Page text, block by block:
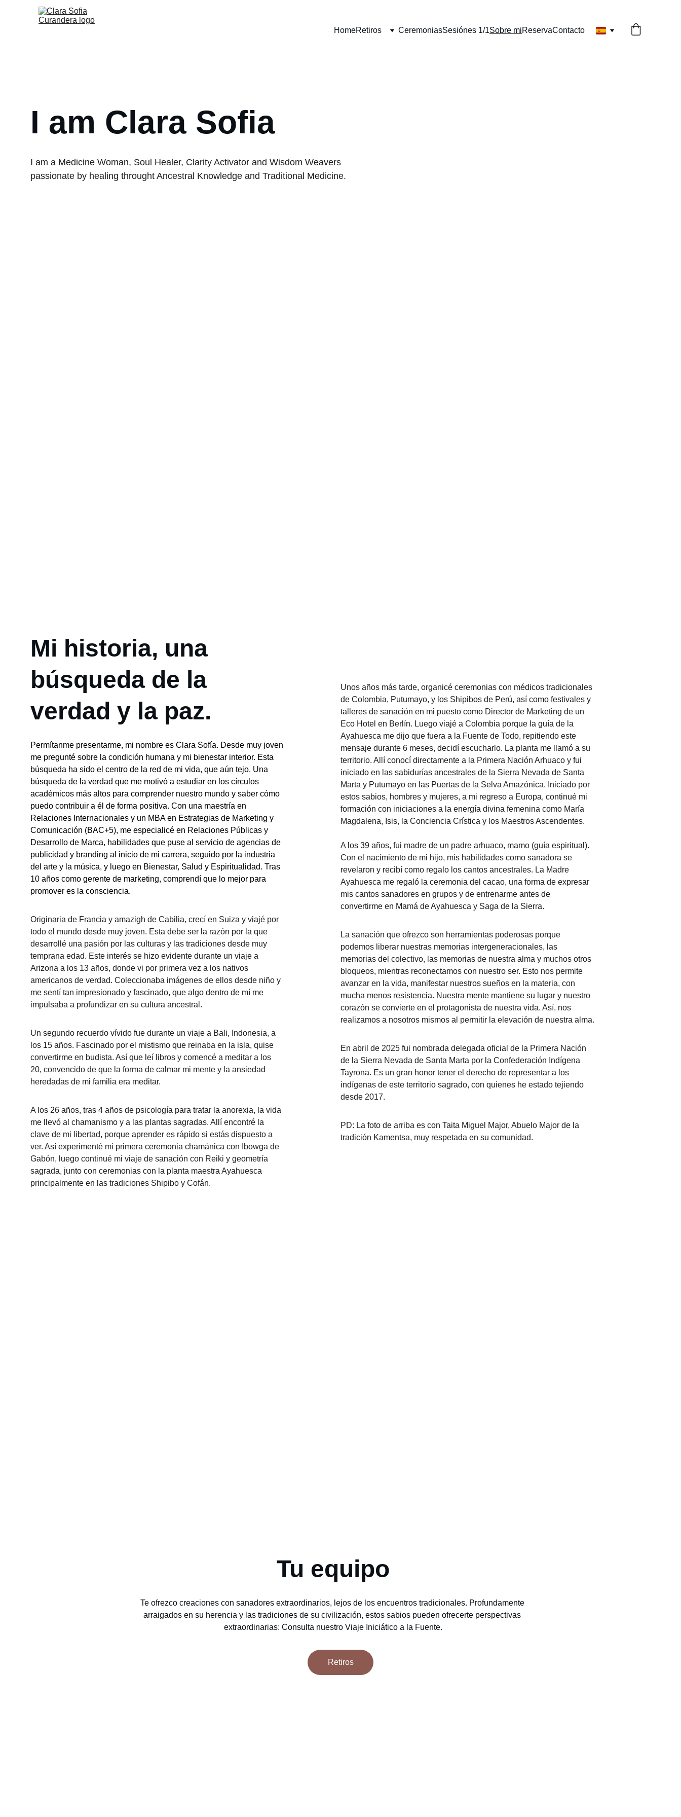
HomeRetiros CeremoniasSesiónes 1/1Sobre miReservaContacto
I am Clara Sofia
I am a Medicine Woman, Soul Healer, Clarity Activator and Wisdom Weavers
passionate by healing throught Ancestral Knowledge and Traditional Medicine.
Mi historia, una
búsqueda de la
verdad y la paz.
Permítanme presentarme, mi nombre es Clara Sofía. Desde muy joven
me pregunté sobre la condición humana y mi bienestar interior. Esta
búsqueda ha sido el centro de la red de mi vida, que aún tejo. Una
búsqueda de la verdad que me motivó a estudiar en los círculos
académicos más altos para comprender nuestro mundo y saber cómo
puedo contribuir a él de forma positiva. Con una maestría en
Relaciones Internacionales y un MBA en Estrategias de Marketing y
Comunicación (BAC+5), me especialicé en Relaciones Públicas y
Desarrollo de Marca, habilidades que puse al servicio de agencias de
publicidad y branding al inicio de mi carrera, seguido por la industria
del arte y la música, y luego en Bienestar, Salud y Espiritualidad. Tras
10 años como gerente de marketing, comprendí que lo mejor para
promover es la consciencia.
Originaria de Francia y amazigh de Cabilia, crecí en Suiza y viajé por
todo el mundo desde muy joven. Esta debe ser la razón por la que
desarrollé una pasión por las culturas y las tradiciones desde muy
temprana edad. Este interés se hizo evidente durante un viaje a
Arizona a los 13 años, donde vi por primera vez a los nativos
americanos de verdad. Coleccionaba imágenes de ellos desde niño y
me sentí tan impresionado y fascinado, que algo dentro de mí me
impulsaba a profundizar en su cultura ancestral.
Un segundo recuerdo vívido fue durante un viaje a Bali, Indonesia, a
los 15 años. Fascinado por el mistismo que reinaba en la isla, quise
convertirme en budista. Así que leí libros y comencé a meditar a los
20, convencido de que la forma de calmar mi mente y la ansiedad
heredadas de mi familia era meditar.
A los 26 años, tras 4 años de psicología para tratar la anorexia, la vida
me llevó al chamanismo y a las plantas sagradas. Allí encontré la
clave de mi libertad, porque aprender es rápido si estás dispuesto a
ver. Así experimenté mi primera ceremonia chamánica con Ibowga de
Gabón, luego continué mi viaje de sanación con Reiki y geometría
sagrada, junto con ceremonias con la planta maestra Ayahuesca
principalmente en las tradiciones Shipibo y Cofán.
Unos años más tarde, organicé ceremonias con médicos tradicionales
de Colombia, Putumayo, y los Shipibos de Perú, así como festivales y
talleres de sanación en mi puesto como Director de Marketing de un
Eco Hotel en Berlín. Luego viajé a Colombia porque la guía de la
Ayahuesca me dijo que fuera a la Fuente de Todo, repitiendo este
mensaje durante 6 meses, decidí escucharlo. La planta me llamó a su
territorio. Allí conocí directamente a la Primera Nación Arhuaco y fui
iniciado en las sabidurías ancestrales de la Sierra Nevada de Santa
Marta y Putumayo en las Puertas de la Selva Amazónica. Iniciado por
estos sabios, hombres y mujeres, a mi regreso a Europa, continué mi
formación con iniciaciones a la energía divina femenina como María
Magdalena, Isis, la Conciencia Crística y los Maestros Ascendentes.
A los 39 años, fui madre de un padre arhuaco, mamo (guía espiritual).
Con el nacimiento de mi hijo, mis habilidades como sanadora se
revelaron y recibí como regalo los cantos ancestrales. La Madre
Ayahuesca me regaló la ceremonia del cacao, una forma de expresar
mis cantos sanadores en grupos y de entrenarme antes de
convertirme en Mamá de Ayahuesca y Saga de la Sierra.
La sanación que ofrezco son herramientas poderosas porque
podemos liberar nuestras memorias intergeneracionales, las
memorias del colectivo, las memorias de nuestra alma y muchos otros
bloqueos, mientras reconectamos con nuestro ser. Esto nos permite
avanzar en la vida, manifestar nuestros sueños en la materia, con
mucha menos resistencia. Nuestra mente mantiene su lugar y nuestro
corazón se convierte en el protagonista de nuestra vida. Así, nos
realizamos a nosotros mismos al permitir la elevación de nuestra alma.
En abril de 2025 fui nombrada delegada oficial de la Primera Nación
de la Sierra Nevada de Santa Marta por la Confederación Indígena
Tayrona. Es un gran honor tener el derecho de representar a los
indígenas de este territorio sagrado, con quienes he estado tejiendo
desde 2017.
PD: La foto de arriba es con Taita Miguel Major, Abuelo Major de la
tradición Kamentsa, muy respetada en su comunidad.
Tu equipo
Te ofrezco creaciones con sanadores extraordinarios, lejos de los encuentros tradicionales. Profundamente
arraigados en su herencia y las tradiciones de su civilización, estos sabios pueden ofrecerte perspectivas
extraordinarias: Consulta nuestro Viaje Iniciático a la Fuente.
Retiros